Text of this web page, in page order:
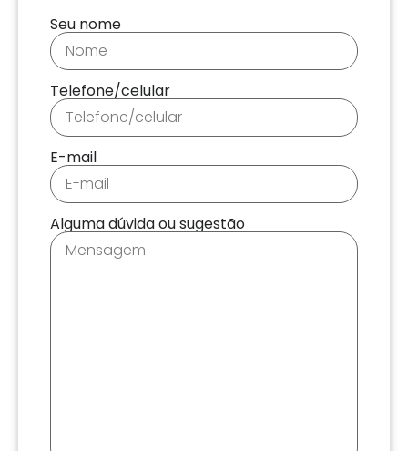
Seu nome
Telefone/celular
E-mail
Alguma dúvida ou sugestão